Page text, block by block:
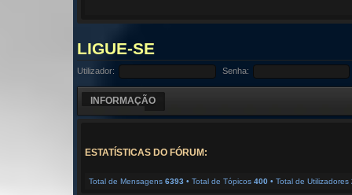
LIGUE-SE
Utilizador: Senha:
INFORMAÇÃO
ESTATÍSTICAS DO FÓRUM:
Total de Mensagens 6393 • Total de Tópicos 400 • Total de Utilizadores